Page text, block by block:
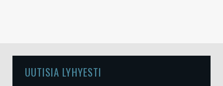
UUTISIA LYHYESTI